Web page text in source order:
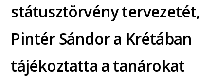
státusztörvény tervezetét,
Pintér Sándor a Krétában
tájékoztatta a tanárokat